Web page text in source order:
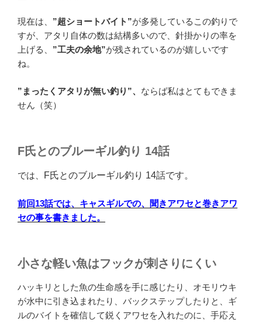
現在は、 ”超ショートバイト”が多発しているこの釣りで
すが、アタリ自体の数は結構多いので、針掛かりの率を
上げる、 ”工夫の余地”が残されているのが嬉しいです
ね。
”まったくアタリが無い釣り”、 ならば私はとてもできま
せん（笑）
F氏とのブルーギル釣り 14話
では、 F氏とのブルーギル釣り 14話です。
前回13話では、キャスギルでの、聞きアワセと巻きアワ
セの事を書きました。
小さな軽い魚はフックが刺さりにくい
ハッキリとした魚の生命感を手に感じたり、オモリウキ
が水中に引き込まれたり、バックステップしたりと、ギ
ルのバイトを確信して鋭くアワセを入れたのに、手応え